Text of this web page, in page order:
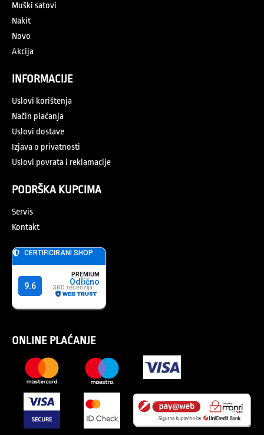
Muški satovi
Nakit
Novo
Akcija
INFORMACIJE
Uslovi korištenja
Način plaćanja
Uslovi dostave
Izjava o privatnosti
Uslovi povrata i reklamacije
PODRŠKA KUPCIMA
Servis
Kontakt
ONLINE PLAĆANJE